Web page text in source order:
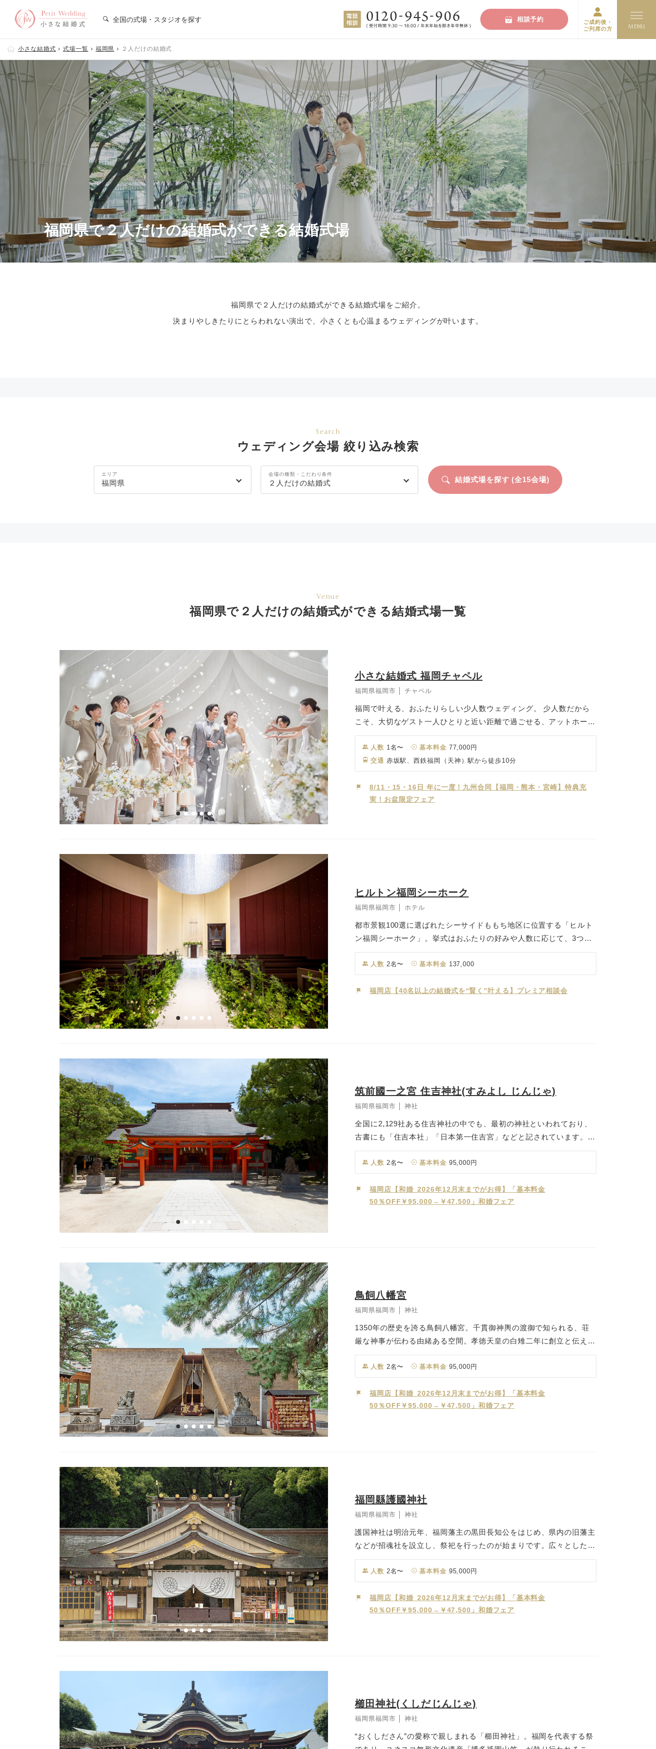
全国の式場・スタジオを探す 相談予約
ご成約後・
ご列席の方
小さな結婚式 式場一覧 福岡県 ２人だけの結婚式
福岡県で２人だけの結婚式ができる結婚式場
福岡県で２人だけの結婚式ができる結婚式場をご紹介。
決まりやしきたりにとらわれない演出で、小さくとも心温まるウェディングが叶います。
Search
ウェディング会場 絞り込み検索
エリア
福岡県
会場の種類・こだわり条件
２人だけの結婚式 結婚式場を探す (全15会場)
Venue
福岡県で２人だけの結婚式ができる結婚式場一覧
小さな結婚式 福岡チャペル
福岡県福岡市 │ チャペル
福岡で叶える、おふたりらしい少人数ウェディング。 少人数だから
こそ、大切なゲスト一人ひとりと近い距離で過ごせる、アットホーム
で自由度の高い結婚式が叶います。 おふたりらしい演出や過ごし方
を大切にしながら、“小さくても大きな感動”を感じられる特別な一日
をご提案。 経験豊富なスタッフが準備から当日まで丁寧にサポート
し、結婚という大切な節目をリーズナブルに、そして心温まるかたち
でお手伝いいたします。
人数 1名〜 基本料金 77,000円
交通 赤坂駅、西鉄福岡（天神）駅から徒歩10分
8/11・15・16日 年に一度！九州合同【福岡・熊本・宮崎】特典充
実！お盆限定フェア
ヒルトン福岡シーホーク
福岡県福岡市 │ ホテル
都市景観100選に選ばれたシーサイドももち地区に位置する「ヒルト
ン福岡シーホーク」。挙式はおふたりの好みや人数に応じて、3つの
チャペルと神殿から選べます。宝石箱をイメージした「Garden
Chapel」は、チャペル内に施された13,000個のスワロフスキー社製
クリスタルがシーンに合わせてさまざまに輝きます。扉の外は貸切ガ
ーデンが広がっており、ゲストに見守られながらカリヨンを鳴らし、
ューの客室は、ゲストに佳き日の余韻をゆっくり味わっていただけま
人数 2名〜 基本料金 137,000
福岡店【40名以上の結婚式を“賢く”叶える】プレミア相談会
筑前國一之宮 住吉神社(すみよし じんじゃ)
福岡県福岡市 │ 神社
全国に2,129社ある住吉神社の中でも、最初の神社といわれており、
古書にも「住吉本社」「日本第一住吉宮」などと記されています。住
吉神社の御神徳は、ミソギハラヘの御出現の由来から、「心身の清
浄」をもってすべての災から身を護る神として古より広く信仰されて
います。 また、つつのを（筒男）の「つつ」には星の意味があると
いわれ、航海・海上の守護神としても厚い崇敬（すうけい）がありま
す。住吉神社では、神職による奏楽の中、厳粛に式が執り行われま
人数 2名〜 基本料金 95,000円
福岡店【和婚_2026年12月末までがお得】「基本料金
50％OFF￥95,000→￥47,500」和婚フェア
鳥飼八幡宮
福岡県福岡市 │ 神社
1350年の歴史を誇る鳥飼八幡宮。千貫御神輿の渡御で知られる、荘
厳な神事が伝わる由緒ある空間。孝徳天皇の白雉二年に創立と伝えら
れ、1350年余の歴史を持つ古社です。 千貫御神輿の渡御は特に有名
で、その荘厳かつ幻想的な様は、見る者の心を打つ伝統行事として継
承されています。 長い歴史を刻んできた神聖な社殿で、厳かな神前
挙式を執り行うことができます。
人数 2名〜 基本料金 95,000円
福岡店【和婚_2026年12月末までがお得】「基本料金
50％OFF￥95,000→￥47,500」和婚フェア
福岡縣護國神社
福岡県福岡市 │ 神社
護国神社は明治元年、福岡藩主の黒田長知公をはじめ、県内の旧藩主
などが招魂社を設立し、祭祀を行ったのが始まりです。広々とした境
内を囲む木々は創建時に県民延べ15万人の勤労奉仕と3000本の献木
によるもの。静寂の中にも清々しい雰囲気が境内に広がっています。
その中を社殿に向かって列をなし進む「参進」はおふたりの気持ちを
いっそう高めてくれます。結婚の儀を行う本殿は半屋内で冷暖房を完
備。白を基調にした明るく清らかな空間に神職が奏でる雅楽の生演奏
人数 2名〜 基本料金 95,000円
福岡店【和婚_2026年12月末までがお得】「基本料金
50％OFF￥95,000→￥47,500」和婚フェア
櫛田神社(くしだじんじゃ)
福岡県福岡市 │ 神社
“おくしださん”の愛称で親しまれる「櫛田神社」。福岡を代表する祭